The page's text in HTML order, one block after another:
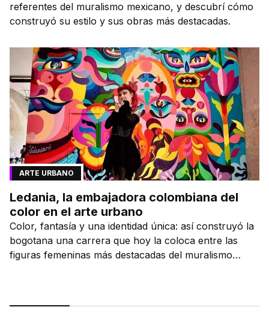
referentes del muralismo mexicano, y descubrí cómo
construyó su estilo y sus obras más destacadas.
ARTE URBANO
Ledania, la embajadora colombiana del
color en el arte urbano
Color, fantasía y una identidad única: así construyó la
bogotana una carrera que hoy la coloca entre las
figuras femeninas más destacadas del muralismo